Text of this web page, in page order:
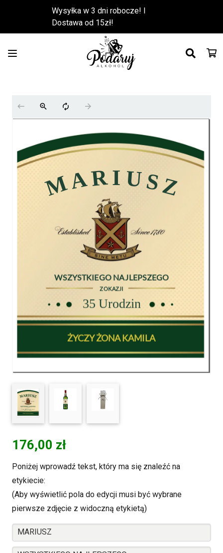
Wysyłka w 3 dni robocze! l
Dostawa od 15zł!
176,00 zł
Poniżej wprowadź tekst, który ma się znaleźć na
etykiecie:
(Aby wyświetlić pola do edycji musi być wybrane
pierwsze zdjęcie z widoczną etykietą)